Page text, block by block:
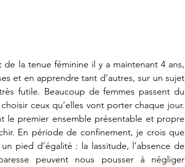
de la tenue féminine il y a maintenant 4 ans,
et en apprendre tant d’autres, sur un sujet
futile. Beaucoup de femmes passent du
ceux qu’elles vont porter chaque jour.
le premier ensemble présentable et propre
En période de confinement, je crois que
pied d’égalité : la lassitude, l’absence de
peuvent nous pousser à négliger